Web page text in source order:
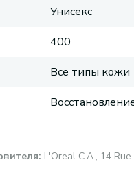
Унисекс
400
Все типы кожи
: L'Oreal C.A., 14